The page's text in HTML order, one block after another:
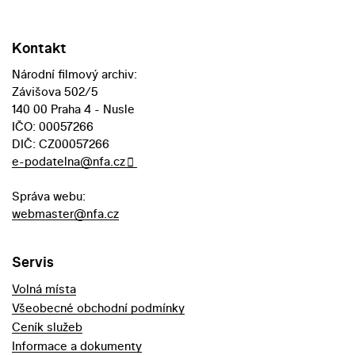
Kontakt
Národní filmový archiv:
Závišova 502/5
140 00 Praha 4 - Nusle
IČO: 00057266
DIČ: CZ00057266
e-podatelna@nfa.cz
Správa webu:
webmaster@nfa.cz
Servis
Volná místa
Všeobecné obchodní podmínky
Ceník služeb
Informace a dokumenty